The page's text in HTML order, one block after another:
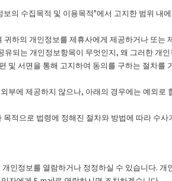
의 수집목적 및 이용목적"에서 고지한 범위 내
하의 개인정보를 제휴사에게 제공하거나 또
되는 개인정보항목이 무엇인지, 왜 그러한 개
및 서면을 통해 고지하여 동의를 구하는 절차
부에 제공하지 않으나, 아래의 경우에는 예외로
적으로 법령에 정해진 절차와 방법에 따라 수사
인정보를 열람하거나 정정하실 수 있습니다.